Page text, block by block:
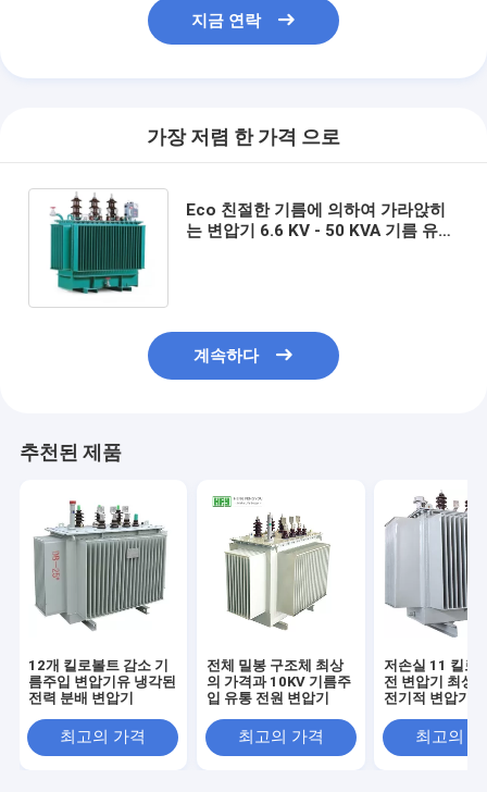
지금 연락
가장 저렴 한 가격 으로
Eco 친절한 기름에 의하여 가라앉히
는 변압기 6.6 KV - 50 KVA 기름 유형
계속하다
추천된 제품
12개 킬로볼트 감소 기
름주입 변압기유 냉각된
전력 분배 변압기
최고의 가격
전체 밀봉 구조체 최상
의 가격과 10KV 기름주
입 유통 전원 변압기
최고의 가격
저손실 11 킬로
전 변압기 최상
전기적 변압기
최고의